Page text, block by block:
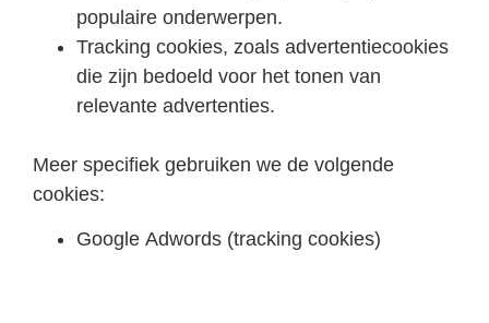
populaire onderwerpen.
Tracking cookies, zoals advertentiecookies
die zijn bedoeld voor het tonen van
relevante advertenties.
Meer specifiek gebruiken we de volgende
cookies:
Google Adwords (tracking cookies)